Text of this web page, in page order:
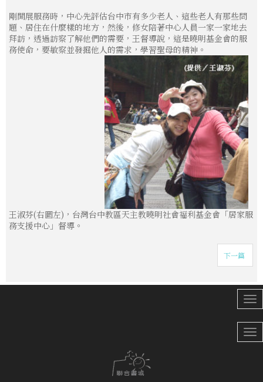
剛開展服務時，中心先評估台中市有多少老人、這些老人有那些問
題、居住在什麼樣的地方，然後，修女陪著中心人員一家一家地去
拜訪，透過訪察了解他們的需要，王督導說，這是曉明基金會的服
務使命，要敏察並發掘他人的需求，學習聖母的精神。
王淑芬(右圖左)，台灣台中教區天主教曉明社會福利基金會「居家服
務支援中心」督導。
下一篇